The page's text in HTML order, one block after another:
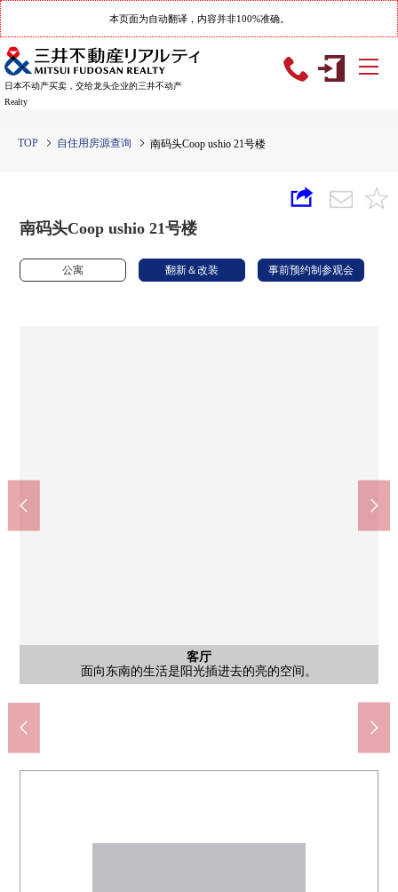
本页面为自动翻译，内容并非100%准确。
日本不动产买卖，交给龙头企业的三井不动产
Realty
TOP 自住用房源查询 南码头Coop ushio 21号楼
南码头Coop ushio 21号楼
公寓 翻新＆改装 事前预约制参观会
客厅
面向东南的生活是阳光插进去的亮的空间。
外观
外观地上15层楼5楼部分
风景
来自东南一侧阳台的风景
阳台
东南一侧阳台阳台面积约27.27平米(分类细目模糊不清)
厨房
容易集中于工作的墙帐单厨房
洗脸
洗脸
公共汽车
浴室有镜子。
厕所
冬天能在附带温水冲洗马桶座的厕所舒适地渡过。
客厅
面向东南的生活是阳光插进去的亮的空间。
室内
在两面派阳台(北、南)，通风良好
室内
在两面派阳台(北、南)，通风良好
室内
约6.0张塌塌米东南一侧日式房间
室内
约6.0张塌塌米东南一侧日式房间
室内
约6.0张塌塌米西北一侧日式房间
室内
约6.0张塌塌米西北一侧日式房间
门口
门口
阳台
通风为东南一侧阳台两面派阳台良好
风景
来自东南一侧阳台的风景
风景
来自东南一侧阳台的风景
风景
来自西北一侧阳台的风景
外观
外观
外观
外观